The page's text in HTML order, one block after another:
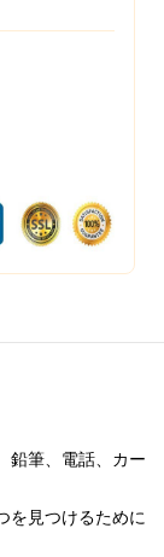
鉛筆、電話、カー
を見つけるために